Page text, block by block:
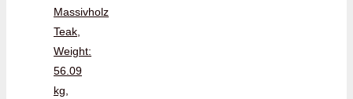
Massivholz
Teak,
Weight:
56.09
kg,